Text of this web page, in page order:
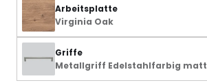
Arbeitsplatte
Virginia Oak
Griffe
Metallgriff Edelstahlfarbig matt